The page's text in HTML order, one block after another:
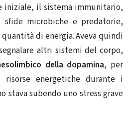
iniziale, il sistema immunitario,
microbiche e predatorie,
di energia. Aveva quindi
altri sistemi del corpo,
della dopamina, per
risorse energetiche durante i
stava subendo uno stress grave